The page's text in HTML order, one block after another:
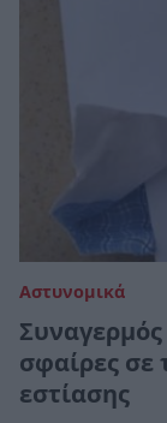
Αστυνομικά
σφαίρες σε
εστίασης